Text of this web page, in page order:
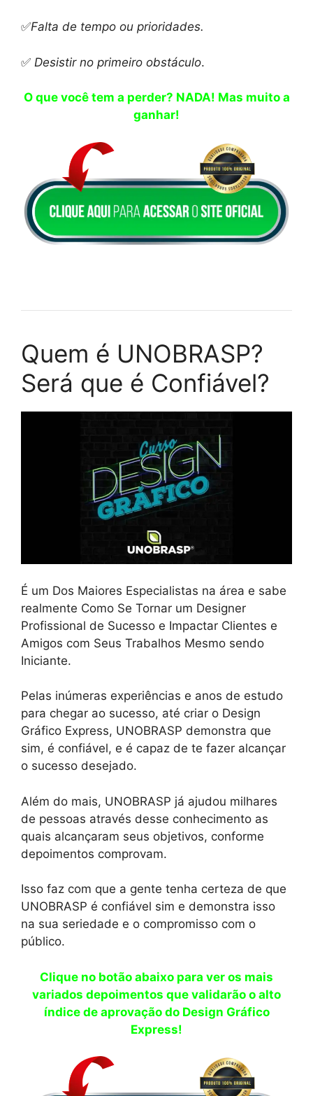
✅Falta de tempo ou prioridades.
✅ Desistir no primeiro obstáculo.
O que você tem a perder? NADA! Mas muito a
ganhar!
Quem é UNOBRASP?
Será que é Confiável?
É um Dos Maiores Especialistas na área e sabe
realmente Como Se Tornar um Designer
Profissional de Sucesso e Impactar Clientes e
Amigos com Seus Trabalhos Mesmo sendo
Iniciante.
Pelas inúmeras experiências e anos de estudo
para chegar ao sucesso, até criar o Design
Gráfico Express, UNOBRASP demonstra que
sim, é confiável, e é capaz de te fazer alcançar
o sucesso desejado.
Além do mais, UNOBRASP já ajudou milhares
de pessoas através desse conhecimento as
quais alcançaram seus objetivos, conforme
depoimentos comprovam.
Isso faz com que a gente tenha certeza de que
UNOBRASP é confiável sim e demonstra isso
na sua seriedade e o compromisso com o
público.
Clique no botão abaixo para ver os mais
variados depoimentos que validarão o alto
índice de aprovação do Design Gráfico
Express!